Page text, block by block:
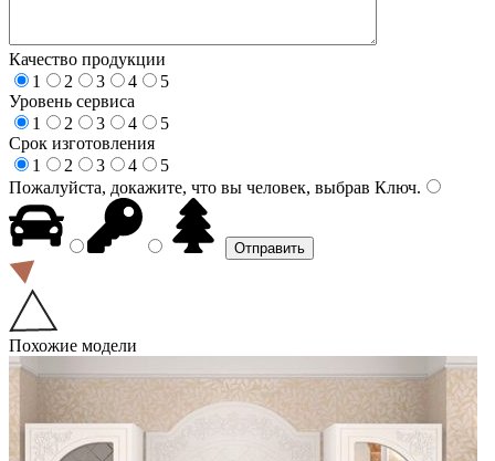
Качество продукции
1
2 3 4
5
Уровень сервиса
1
2 3 4
5
Срок изготовления
1
2 3 4
5
Пожалуйста, докажите, что вы человек, выбрав Ключ.
Похожие модели